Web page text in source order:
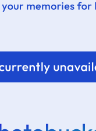
ดรูป
น้าเด้ง
by Shel Silverstein
Chicago